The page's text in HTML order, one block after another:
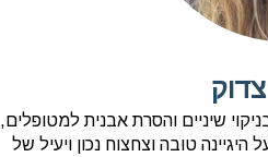
שיניים והסרת אבנית למטופלים,
טובה וצחצוח נכון ויעיל של